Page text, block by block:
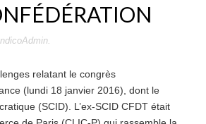
.
relatant le congrès
(lundi 18 janvier 2016), dont le
(SCID). L’ex-SCID CFDT était